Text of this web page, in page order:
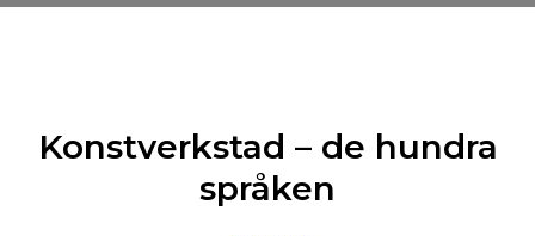
Konstverkstad – de hundra
språken